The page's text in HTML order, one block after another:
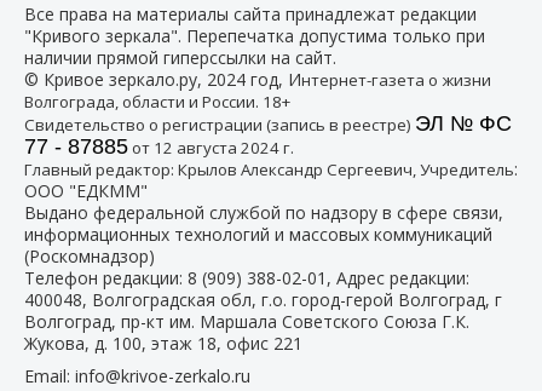
Все права на материалы сайта принадлежат редакции
"Кривого зеркала". Перепечатка допустима только при
наличии прямой гиперссылки на сайт.
© Кривое зеркало.ру, 2024 год, Интернет-газета о жизни
Волгограда, области и России. 18+
Свидетельство о регистрации (запись в реестре) ЭЛ № ФС
77 - 87885от 12 августа 2024 г.
Главный редактор: Крылов Александр Сергеевич, Учредитель:
ООО "ЕДКММ"
Выдано федеральной службой по надзору в сфере связи,
информационных технологий и массовых коммуникаций
(Роскомнадзор)
Телефон редакции: 8 (909) 388-02-01 , Адрес редакции:
400048, Волгоградская обл, г.о. город-герой Волгоград, г
Волгоград, пр-кт им. Маршала Советского Союза Г.К.
Жукова, д. 100, этаж 18, офис 221
Email: info@krivoe-zerkalo.ru